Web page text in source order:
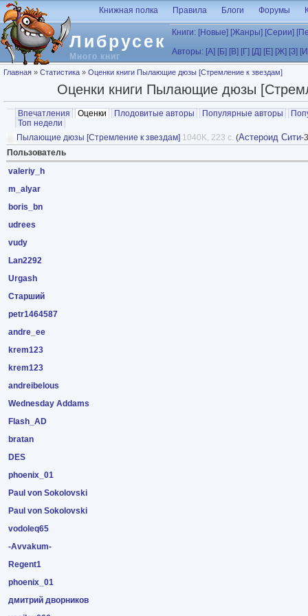
Перейти к основному содержанию
Либрусек
Много книг
Книжная полка Правила Блоги Форумы
Книги: [Новые] [Жанры] [Серии]
Авторы: [А] [Б] [В] [Г] [Д] [Е] [Ж] [З]
Вы здесь
Главная » Статистика » Оценки книги Пылающие дюзы [Стремление к звездам]
Оценки книги Пылающие дюзы
Главные вкладки
Впечатления Оценки (активная вкладка)
Плодовитые авторы Популярные авторы
Топ недели
Пылающие дюзы [Стремление к звездам] 1040K, 223 с. (Астероид Сити-
Пользователь
valeriy_h
m_alyar
boris_bn
udrees
vudy
Lan2292
Urgash
Старший
petr1464587
andre_ee
krem123
krem123
andreibelous
Wednesday Addams
Flash_AD
bratan
DES
phoenix_01
Paul von Sokolovski
Paul von Sokolovski
vodoleq65
-Avvakum-
Regent1
phoenix_01
дмитрий дворников